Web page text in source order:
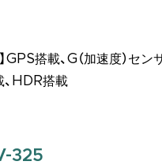
GPS搭載、G（加速度）セ
、HDR搭載
325